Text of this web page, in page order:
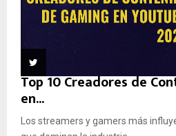
Top 10 Creadores de
en...
Los streamers y gamers más